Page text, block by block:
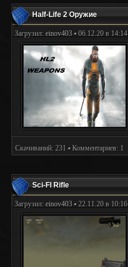
Half-Life 2 Оружие
Загрузил: einov403 ▪ 06.12.20 в 14:14
Скачиваний: 231 ▪ Комментариев: 1
Sci-FI Rifle
Загрузил: einov403 ▪ 22.11.20 в 10:16